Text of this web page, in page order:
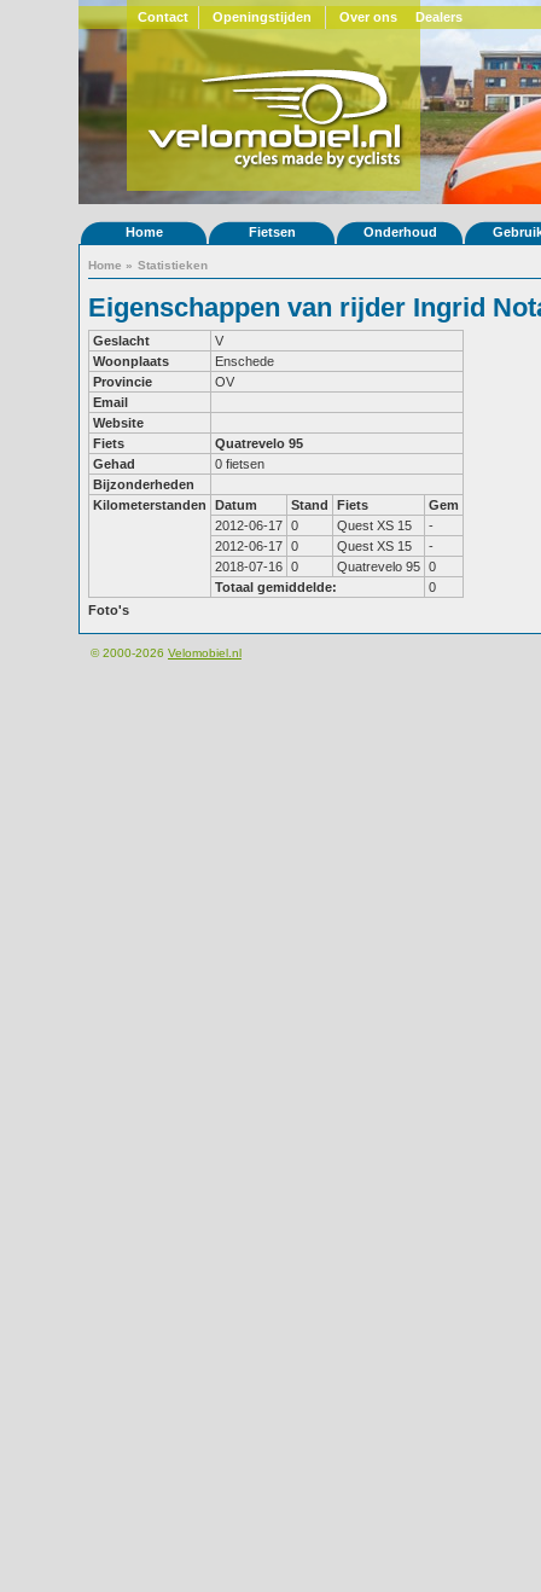
Contact Openingstijden Over ons Dealers
Home Fietsen Onderhoud
Home » Statistieken
Eigenschappen van rijder Ingrid
Geslacht
V
Woonplaats
Enschede
Provincie
OV
Email
Website
Fiets
Quatrevelo 95
Gehad
0 fietsen
Bijzonderheden
Kilometerstanden
Datum Stand Fiets
Gem
2012-06-17 0 Quest XS 15
-
2012-06-17 0 Quest XS 15
-
2018-07-16 0 Quatrevelo 95 0
Totaal gemiddelde:
0
Foto's
© 2000-2026 Velomobiel.nl